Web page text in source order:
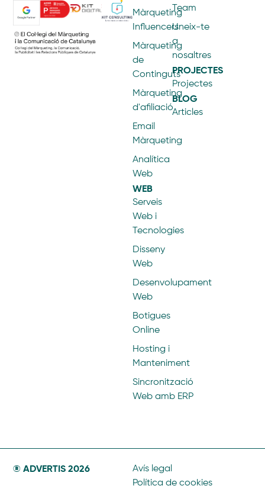
Màrqueting
Influencers
Màrqueting
de
Continguts
Màrqueting
d'afiliació
Email
Màrqueting
Analítica
Web
WEB
Serveis
Web i
Tecnologies
Disseny
Web
Desenvolupament
Web
Botigues
Online
Hosting i
Manteniment
Sincronització
Web amb ERP
Team
Uneix-te
a
nosaltres
PROJECTES
Projectes
BLOG
Articles
® ADVERTIS 2026
Avís legal
Política de cookies